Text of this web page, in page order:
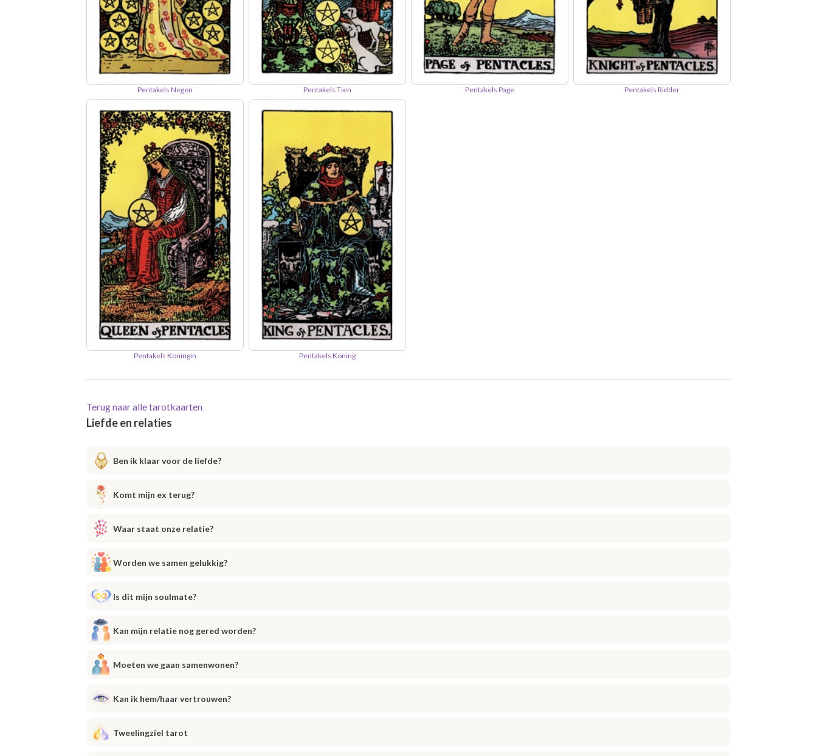
Pentakels Negen Pentakels Tien Pentakels Page Pentakels Ridder
Pentakels Koningin Pentakels Koning
Terug naar alle tarotkaarten
Liefde en relaties
Ben ik klaar voor de liefde?
Komt mijn ex terug?
Waar staat onze relatie?
Worden we samen gelukkig?
Is dit mijn soulmate?
Kan mijn relatie nog gered worden?
Moeten we gaan samenwonen?
Kan ik hem/haar vertrouwen?
Tweelingziel tarot